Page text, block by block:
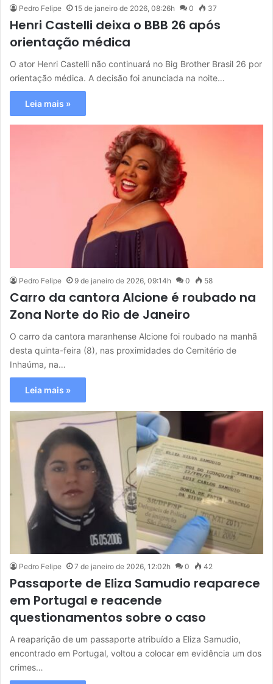
Pedro Felipe 15 de janeiro de 2026, 08:26h 0 37
Henri Castelli deixa o BBB 26 após
orientação médica
O ator Henri Castelli não continuará no Big Brother Brasil 26 por
orientação médica. A decisão foi anunciada na noite…
Leia mais »
Pedro Felipe 9 de janeiro de 2026, 09:14h 0 58
Carro da cantora Alcione é roubado na
Zona Norte do Rio de Janeiro
O carro da cantora maranhense Alcione foi roubado na manhã
desta quinta-feira (8), nas proximidades do Cemitério de
Inhaúma, na…
Leia mais »
Pedro Felipe 7 de janeiro de 2026, 12:02h 0 42
Passaporte de Eliza Samudio reaparece
em Portugal e reacende
questionamentos sobre o caso
A reaparição de um passaporte atribuído a Eliza Samudio,
encontrado em Portugal, voltou a colocar em evidência um dos
crimes…